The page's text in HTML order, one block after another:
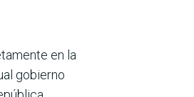
en la
gobierno